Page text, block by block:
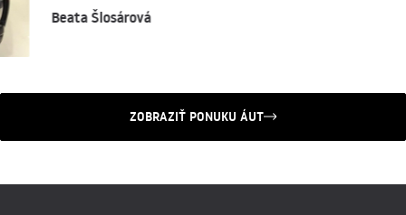
Beata Šlosárová
ZOBRAZIŤ PONUKU ÁUT